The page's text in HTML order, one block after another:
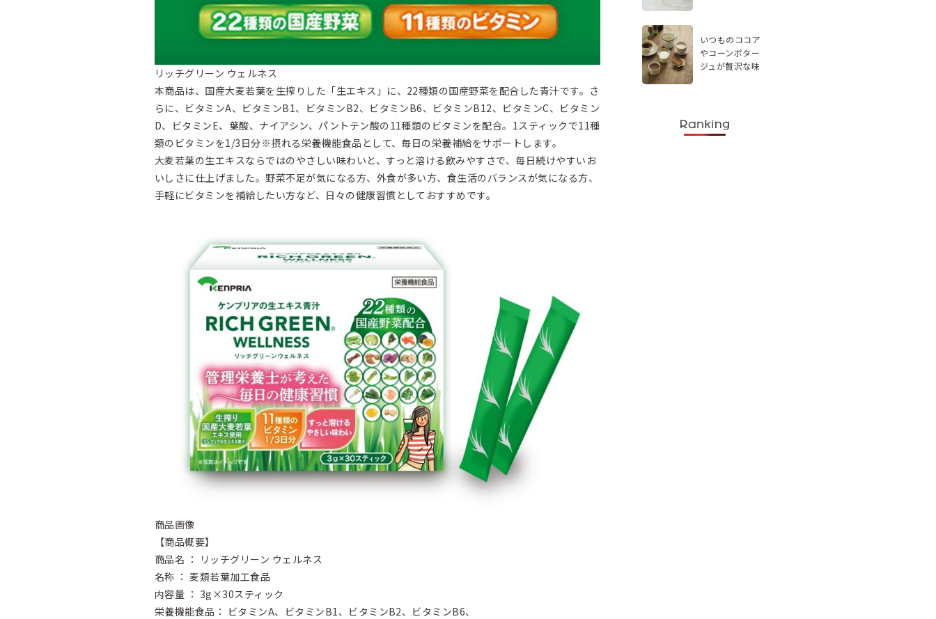
リッチグリーン ウェルネス
本商品は、国産大麦若葉を生搾りした「生エキス」に、22種類の国産野菜を配合した青汁です。さ
らに、ビタミンA、ビタミンB1、ビタミンB2、ビタミンB6、ビタミンB12、ビタミンC、ビタミン
D、ビタミンE、葉酸、ナイアシン、パントテン酸の11種類のビタミンを配合。1スティックで11種
類のビタミンを1/3日分※摂れる栄養機能食品として、毎日の栄養補給をサポートします。
大麦若葉の生エキスならではのやさしい味わいと、すっと溶ける飲みやすさで、毎日続けやすいお
いしさに仕上げました。野菜不足が気になる方、外食が多い方、食生活のバランスが気になる方、
手軽にビタミンを補給したい方など、日々の健康習慣としておすすめです。
商品画像
【商品概要】
商品名 ： リッチグリーン ウェルネス
名称 ： 麦類若葉加工食品
内容量 ： 3g×30スティック
栄養機能食品： ビタミンA、ビタミンB1、ビタミンB2、ビタミンB6、
いつものココア
やコーンポター
ジュが贅沢な味